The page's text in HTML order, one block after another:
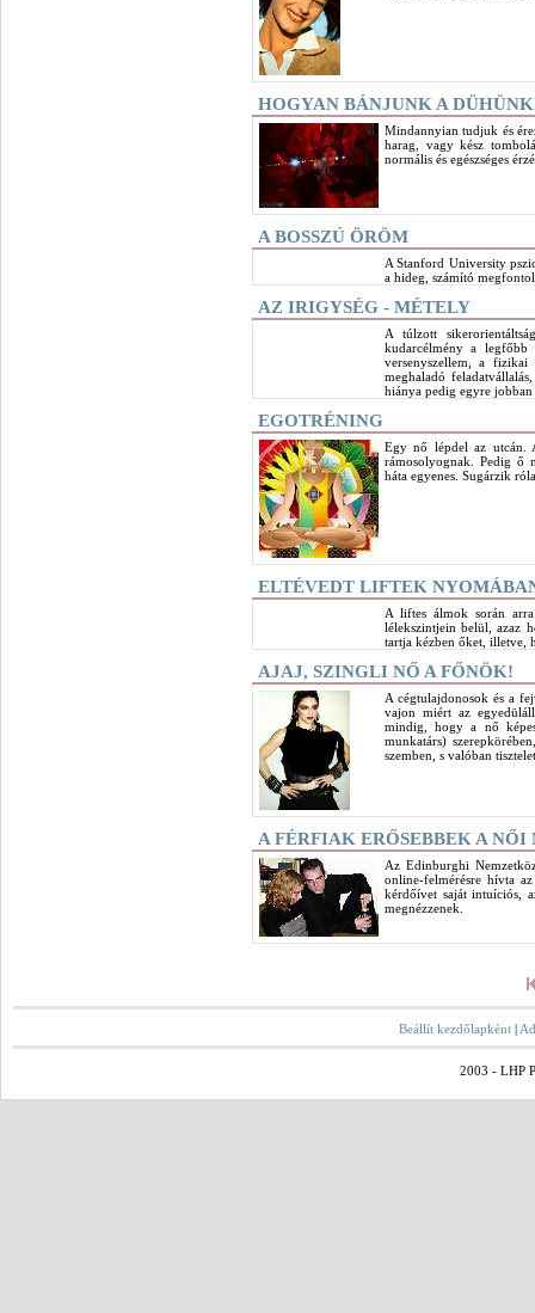
HOGYAN BÁNJUNK A
Mindannyian tudjuk és
harag, vagy kész
normális és egészséges
A BOSSZÚ ÖRÖM
A Stanford University
a hideg, számító
AZ IRIGYSÉG - MÉTELY
A túlzott
kudarcélmény a legfőbb
versenyszellem, a fizikai
meghaladó
hiánya pedig egyre
EGOTRÉNING
Egy nő lépdel az utcán.
rámosolyognak. Pedig ő
háta egyenes. Sugárzik
ELTÉVEDT LIFTEK
A liftes álmok során
lélekszintjein belül, azaz
tartja kézben őket, illetve,
AJAJ, SZINGLI NŐ A FŐNÖK!
A cégtulajdonosok és a
vajon miért az
mindig, hogy a nő
munkatárs)
szemben, s valóban
A FÉRFIAK ERŐSEBBEK A NŐI
Az Edinburghi
online-felmérésre hívta
kérdőívet saját intuíciós,
megnézzenek.
Beállít kezdőlapként |
2003 - LHP